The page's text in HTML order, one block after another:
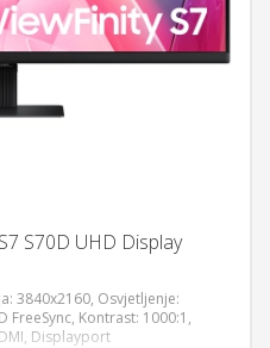
S70D UHD Display
3840x2160, Osvjetljenje:
FreeSync, Kontrast: 1000:1,
Displayport